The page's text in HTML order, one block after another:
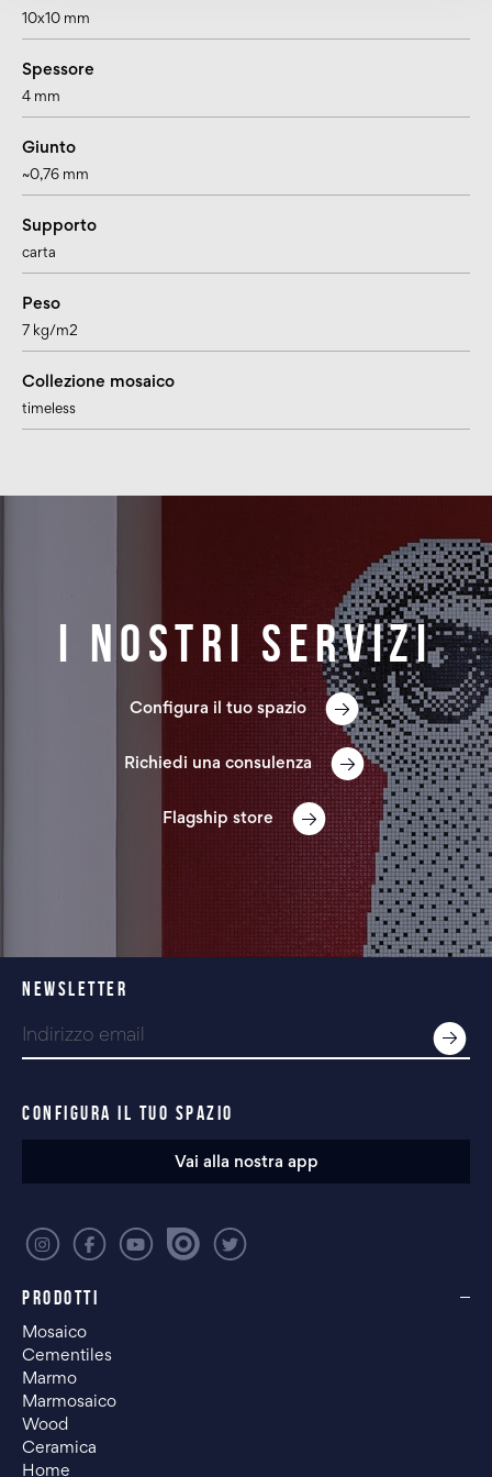
10x10 mm
Spessore
4 mm
Giunto
~0,76 mm
Supporto
carta
Peso
7 kg/m2
Collezione mosaico
timeless
I nostri servizi
Configura il tuo spazio
Richiedi una consulenza
Flagship store
PRODOTTI
Mosaico
Cementiles
Marmo
Marmosaico
Wood
Ceramica
Home
NEWSLETTER
CONFIGURA IL TUO SPAZIO
Vai alla nostra app